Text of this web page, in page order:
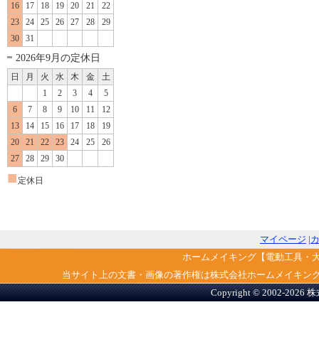
16
17 18 19 20 21
22
23
24 25 26 27 28
29
30
31
2026年9月の定休日
日 月 火 水 木 金
土
1
2 3 4
5
6
7 8 9 10 11
12
13
14 15 16 17 18
19
20
21 22 23 24 25
26
27
28 29 30
■ 定休日
マイページ |
ホームメイキング【電動工具・
当サイト上の文書・画像の著作権は株式会社ホームメイキ
Copyright © 2002-2026